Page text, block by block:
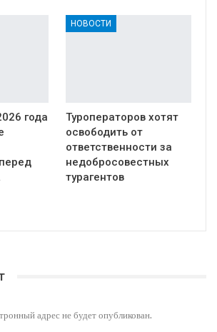
года
НОВОСТИ
Туроператоров хотят
освободить от
ответственности за
недобросовестных
турагентов
адрес не будет опубликован.